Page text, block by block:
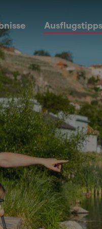
Ausflugstipps